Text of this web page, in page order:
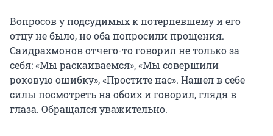
Вопросов у подсудимых к потерпевшему и его
отцу не было, но оба попросили прощения.
Саидрахмонов отчего-то говорил не только за
себя: «Мы раскаиваемся», «Мы совершили
роковую ошибку», «Простите нас». Нашел в себе
силы посмотреть на обоих и говорил, глядя в
глаза. Обращался уважительно.